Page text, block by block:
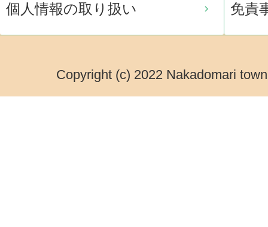
個人情報の取り扱い 免責
Copyright (c) 2022 Nakadomari